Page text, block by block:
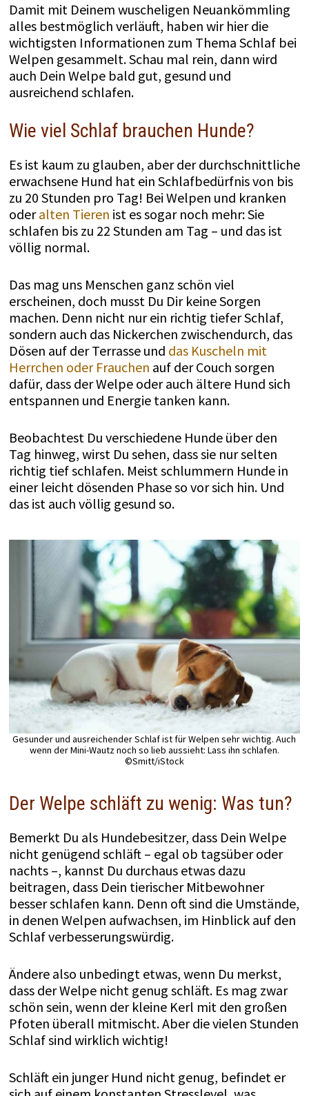
Damit mit Deinem wuscheligen Neuankömmling
alles bestmöglich verläuft, haben wir hier die
wichtigsten Informationen zum Thema Schlaf bei
Welpen gesammelt. Schau mal rein, dann wird
auch Dein Welpe bald gut, gesund und
ausreichend schlafen.
Wie viel Schlaf brauchen Hunde?
Es ist kaum zu glauben, aber der durchschnittliche
erwachsene Hund hat ein Schlafbedürfnis von bis
zu 20 Stunden pro Tag! Bei Welpen und kranken
oderalten Tieren ist es sogar noch mehr: Sie
schlafen bis zu 22 Stunden am Tag – und das ist
völlig normal.
Das mag uns Menschen ganz schön viel
erscheinen, doch musst Du Dir keine Sorgen
machen. Denn nicht nur ein richtig tiefer Schlaf,
sondern auch das Nickerchen zwischendurch, das
Dösen auf der Terrasse und das Kuscheln mit
Herrchen oder Frauchen auf der Couch sorgen
dafür, dass der Welpe oder auch ältere Hund sich
entspannen und Energie tanken kann.
Beobachtest Du verschiedene Hunde über den
Tag hinweg, wirst Du sehen, dass sie nur selten
richtig tief schlafen. Meist schlummern Hunde in
einer leicht dösenden Phase so vor sich hin. Und
das ist auch völlig gesund so.
Gesunder und ausreichender Schlaf ist für Welpen sehr wichtig. Auch
wenn der Mini-Wautz noch so lieb aussieht: Lass ihn schlafen.
©Smitt/iStock
Der Welpe schläft zu wenig: Was tun?
Bemerkt Du als Hundebesitzer, dass Dein Welpe
nicht genügend schläft – egal ob tagsüber oder
nachts –, kannst Du durchaus etwas dazu
beitragen, dass Dein tierischer Mitbewohner
besser schlafen kann. Denn oft sind die Umstände,
in denen Welpen aufwachsen, im Hinblick auf den
Schlaf verbesserungswürdig.
Ändere also unbedingt etwas, wenn Du merkst,
dass der Welpe nicht genug schläft. Es mag zwar
schön sein, wenn der kleine Kerl mit den großen
Pfoten überall mitmischt. Aber die vielen Stunden
Schlaf sind wirklich wichtig!
Schläft ein junger Hund nicht genug, befindet er